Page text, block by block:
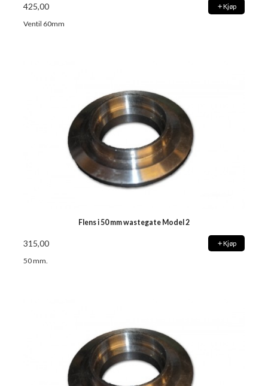
425,00 Kjøp
Ventil 60mm
Flens i 50 mm wastegate Model 2
315,00 Kjøp
50 mm.